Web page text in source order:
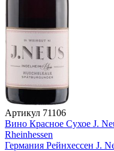
Артикул 71106
Вино Красное Сухое J.
Rheinhessen
Германия Рейнхессен J.